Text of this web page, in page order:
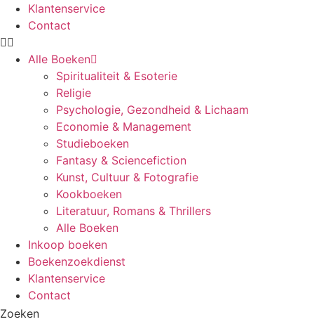
Klantenservice
Contact
Alle Boeken
Spiritualiteit & Esoterie
Religie
Psychologie, Gezondheid & Lichaam
Economie & Management
Studieboeken
Fantasy & Sciencefiction
Kunst, Cultuur & Fotografie
Kookboeken
Literatuur, Romans & Thrillers
Alle Boeken
Inkoop boeken
Boekenzoekdienst
Klantenservice
Contact
Zoeken